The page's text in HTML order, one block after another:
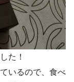
た！
いるので、食べ